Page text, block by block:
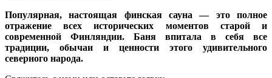
Популярная, настоящая финская сауна — это полное
отражение всех исторических моментов старой и
современной Финляндии. Баня впитала в себя все
традиции, обычаи и ценности этого удивительного
северного народа.